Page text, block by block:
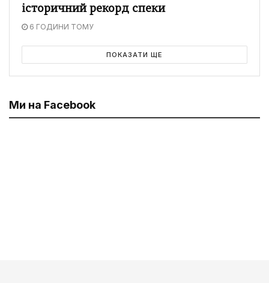
історичний рекорд спеки
6 ГОДИНИ ТОМУ
ПОКАЗАТИ ЩЕ
Ми на Facebook